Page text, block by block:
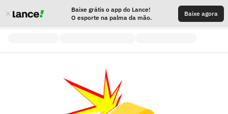
Baixe grátis o app do Lance!
O esporte na palma da mão.
Baixe agora